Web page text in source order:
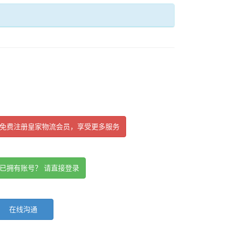
免费注册皇家物流会员，享受更多服务
已拥有账号？ 请直接登录
在线沟通